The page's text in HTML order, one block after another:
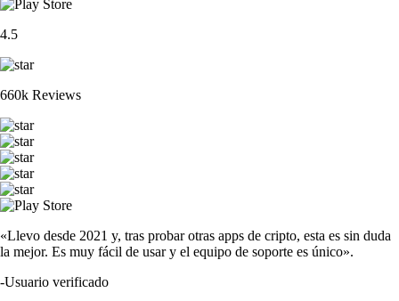
4.5
660k Reviews
«Llevo desde 2021 y, tras probar otras apps de cripto, esta es sin duda
la mejor. Es muy fácil de usar y el equipo de soporte es único».
-Usuario verificado